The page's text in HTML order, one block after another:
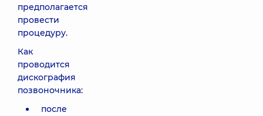
предполагается
провести
процедуру.
Как
проводится
дискография
позвоночника:
после